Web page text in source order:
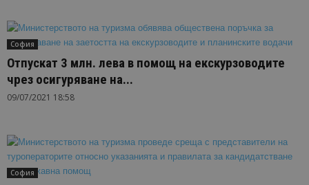
София
Отпускат 3 млн. лева в помощ на екскурзоводите
чрез осигуряване на...
09/07/2021 18:58
София